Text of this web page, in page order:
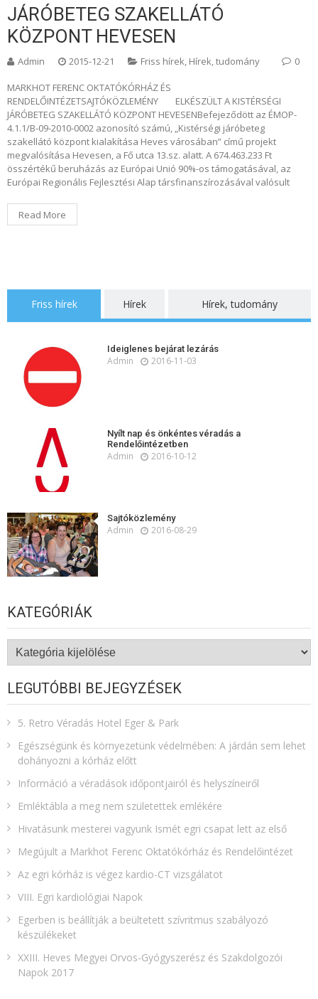
JÁRÓBETEG SZAKELLÁTÓ
KÖZPONT HEVESEN
Admin 2015-12-21 Friss hírek, Hírek, tudomány 0
MARKHOT FERENC OKTATÓKÓRHÁZ ÉS
RENDELŐINTÉZETSAJTÓKÖZLEMÉNY ELKÉSZÜLT A KISTÉRSÉGI
JÁRÓBETEG SZAKELLÁTÓ KÖZPONT HEVESENBefejeződött az ÉMOP-
4.1.1/B-09-2010-0002 azonosító számú, „Kistérségi járóbeteg
szakellátó központ kialakítása Heves városában” című projekt
megvalósítása Hevesen, a Fő utca 13.sz. alatt. A 674.463.233 Ft
összértékű beruházás az Európai Unió 90%-os támogatásával, az
Európai Regionális Fejlesztési Alap társfinanszírozásával valósult
Read More
Friss hírek Hírek Hírek, tudomány
Ideiglenes bejárat lezárás
Admin 2016-11-03
Nyílt nap és önkéntes véradás a
Rendelőintézetben
Admin 2016-10-12
Sajtóközlemény
Admin 2016-08-29
KATEGÓRIÁK
Kategóriák
LEGUTÓBBI BEJEGYZÉSEK
5. Retro Véradás Hotel Eger & Park
Egészségünk és környezetünk védelmében: A járdán sem lehet
dohányozni a kórház előtt
Információ a véradások időpontjairól és helyszíneiről
Emléktábla a meg nem születettek emlékére​
Hivatásunk mesterei vagyunk Ismét egri csapat lett az első
Megújult a Markhot Ferenc Oktatókórház és Rendelőintézet
Az egri kórház is végez kardio-CT vizsgálatot
VIII. Egri kardiológiai Napok
Egerben is beállítják a beültetett szívritmus szabályozó
készülékeket
XXIII. Heves Megyei Orvos-Gyógyszerész és Szakdolgozói
Napok 2017